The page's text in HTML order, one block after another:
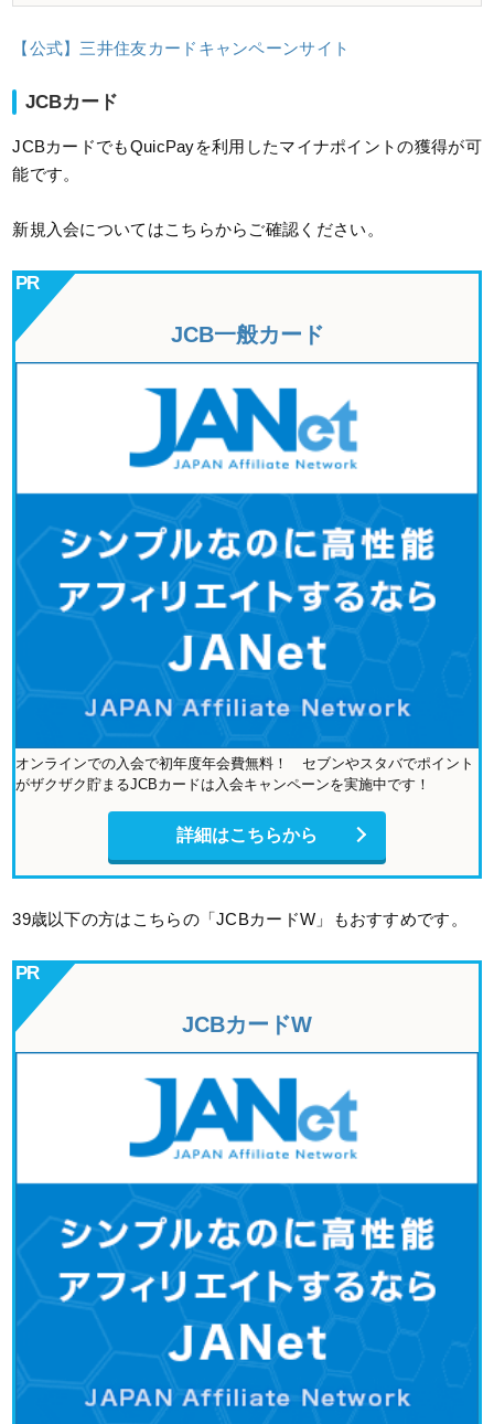
【公式】三井住友カードキャンペーンサイト
JCBカード
JCBカードでもQuicPayを利用したマイナポイントの獲得が可
能です。
新規入会についてはこちらからご確認ください。
JCB一般カード
オンラインでの入会で初年度年会費無料！ セブンやスタバでポイント
がザクザク貯まるJCBカードは入会キャンペーンを実施中です！
詳細はこちらから
39歳以下の方はこちらの「JCBカードW」もおすすめです。
JCBカードW